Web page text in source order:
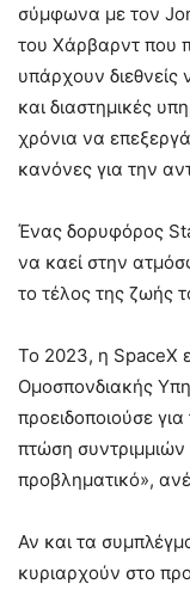
σύμφωνα με τον
του Χάρβαρντ που
υπάρχουν διεθνείς
και διαστημικές
χρόνια να
κανόνες για την
Ένας δορυφόρος
να καεί στην
το τέλος της ζωής
Το 2023, η SpaceX
Ομοσπονδιακής
προειδοποιούσε
πτώση
προβληματικό»,
Αν και τα
κυριαρχούν στο